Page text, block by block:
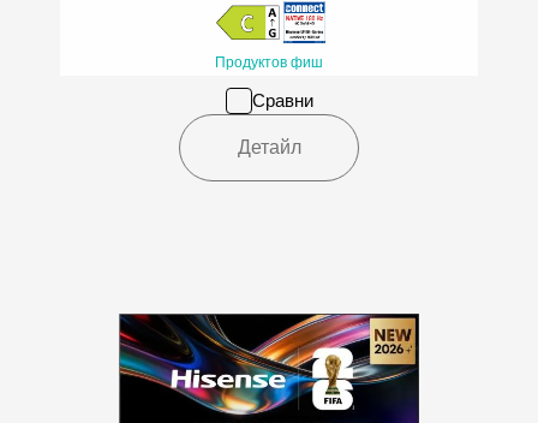
Продуктов фиш
Сравни
Детайл